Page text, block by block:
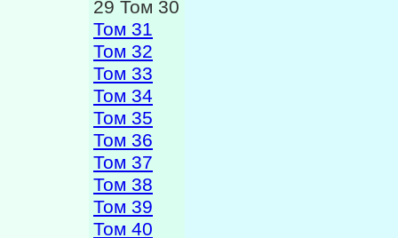
29 Том 30
Том 31
Том 32
Том 33
Том 34
Том 35
Том 36
Том 37
Том 38
Том 39
Том 40